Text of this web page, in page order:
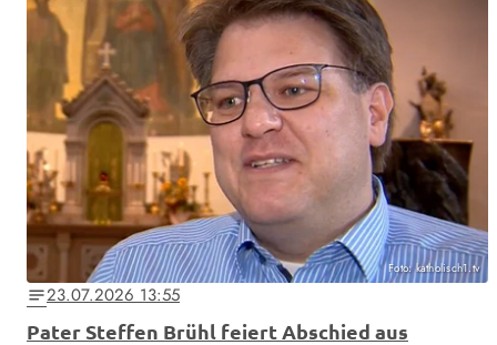
Foto: katholisch1.tv
notes23.07.2026 13:55
Pater Steffen Brühl feiert Abschied aus